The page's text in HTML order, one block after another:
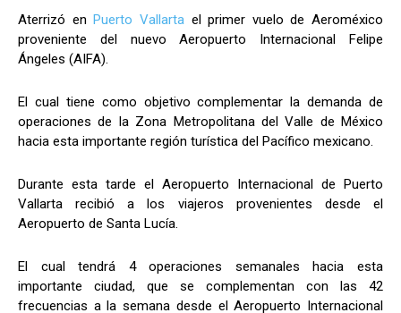
Aterrizó enPuerto Vallartael primer vuelo de Aeroméxico
proveniente del nuevo Aeropuerto Internacional Felipe
Ángeles (AIFA).
El cual tiene como objetivo complementar la demanda de
operaciones de la Zona Metropolitana del Valle de México
hacia esta importante región turística del Pacífico mexicano.
Durante esta tarde el Aeropuerto Internacional de Puerto
Vallarta recibió a los viajeros provenientes desde el
Aeropuerto de Santa Lucía.
El cual tendrá 4 operaciones semanales hacia esta
importante ciudad, que se complementan con las 42
frecuencias a la semana desde el Aeropuerto Internacional